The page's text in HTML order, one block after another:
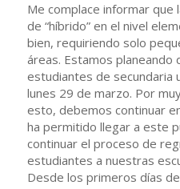
Me complace informar que
de “híbrido” en el nivel
bien, requiriendo solo
áreas. Estamos planeando
estudiantes de secundaria
lunes 29 de marzo. Por
esto, debemos continuar
ha permitido llegar a este
continuar el proceso de
estudiantes a nuestras
Desde los primeros días